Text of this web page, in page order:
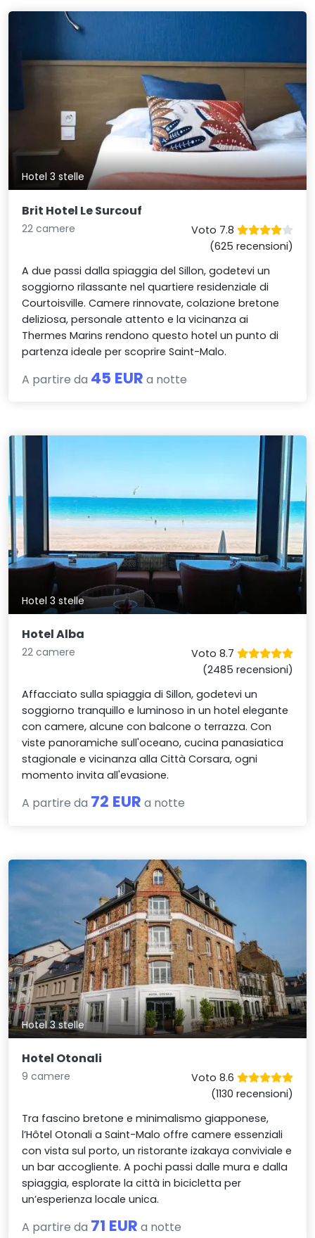
Hotel 3 stelle
Brit Hotel Le Surcouf
22 camere
Voto 7.8
(625 recensioni)
A due passi dalla spiaggia del Sillon, godetevi un
soggiorno rilassante nel quartiere residenziale di
Courtoisville. Camere rinnovate, colazione bretone
deliziosa, personale attento e la vicinanza ai
Thermes Marins rendono questo hotel un punto di
partenza ideale per scoprire Saint-Malo.
A partire da 45 EUR a notte
Hotel 3 stelle
Hotel Alba
22 camere
Voto 8.7
(2485 recensioni)
Affacciato sulla spiaggia di Sillon, godetevi un
soggiorno tranquillo e luminoso in un hotel elegante
con camere, alcune con balcone o terrazza. Con
viste panoramiche sull'oceano, cucina panasiatica
stagionale e vicinanza alla Città Corsara, ogni
momento invita all'evasione.
A partire da 72 EUR a notte
Hotel 3 stelle
Hotel Otonali
9 camere
Voto 8.6
(1130 recensioni)
Tra fascino bretone e minimalismo giapponese,
l’Hôtel Otonali a Saint-Malo offre camere essenziali
con vista sul porto, un ristorante izakaya conviviale e
un bar accogliente. A pochi passi dalle mura e dalla
spiaggia, esplorate la città in bicicletta per
un’esperienza locale unica.
A partire da 71 EUR a notte